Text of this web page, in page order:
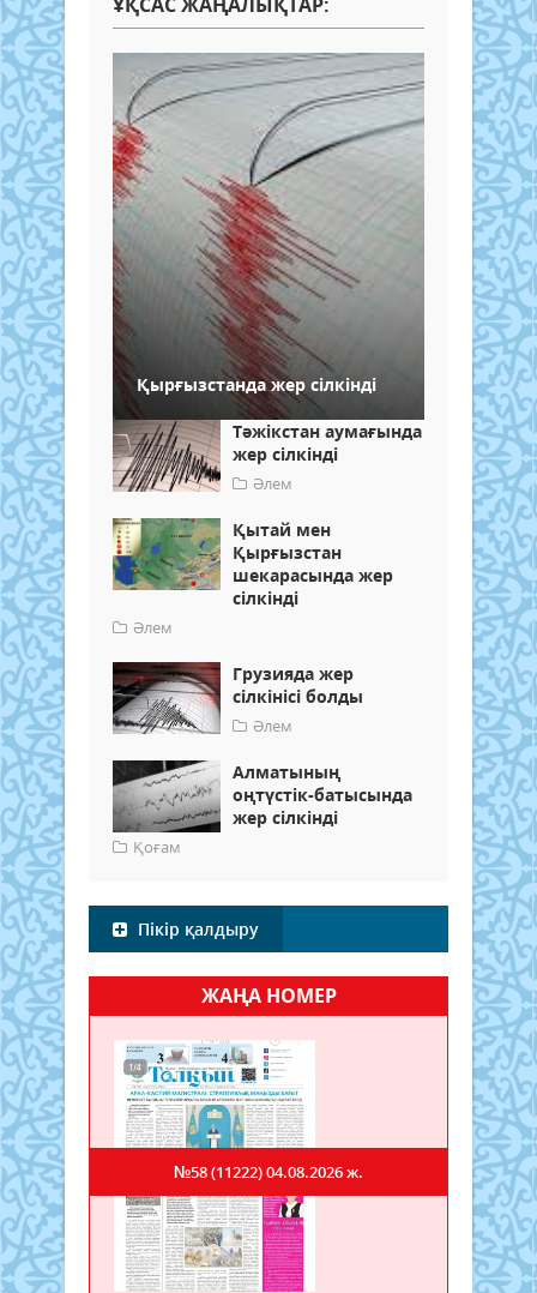
Қырғызстанда жер сілкінді
Тәжікстан аумағында
жер сілкінді
Әлем
Қытай мен
Қырғызстан
шекарасында жер
сілкінді
Әлем
Грузияда жер
сілкінісі болды
Әлем
Алматының
оңтүстік-батысында
жер сілкінді
Қоғам
Пікір қалдыру
ЖАҢА НОМЕР
№58 (11222)04.08.2026 ж.